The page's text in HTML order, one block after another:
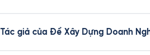
Tác giả của Để Xây Dựng Doanh